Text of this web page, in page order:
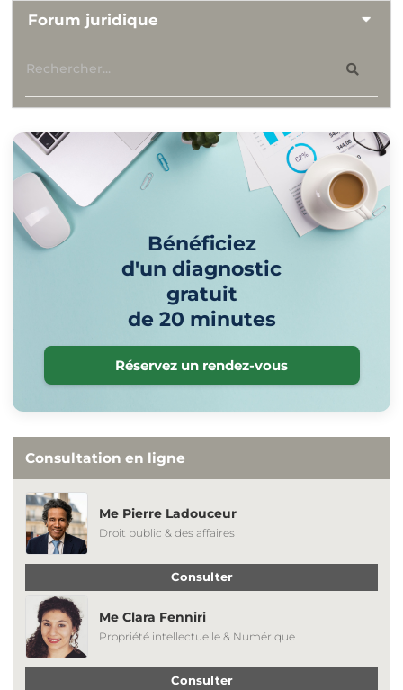
Forum juridique
Bénéficiez
d'un diagnostic
gratuit
de 20 minutes
Réservez un rendez-vous
Consultation en ligne
Me Pierre Ladouceur
Droit public & des affaires
Consulter
Me Clara Fenniri
Propriété intellectuelle & Numérique
Consulter